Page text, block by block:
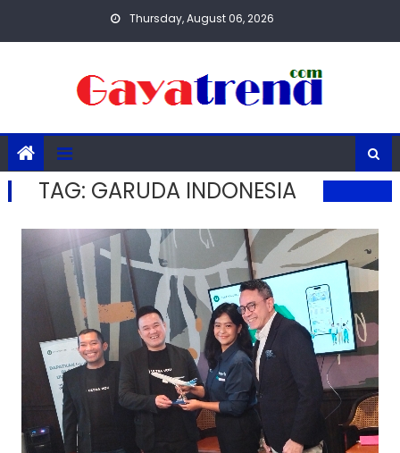
Thursday, August 06, 2026
TAG: GARUDA INDONESIA